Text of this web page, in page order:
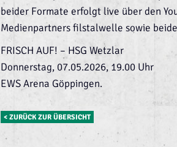
beider Formate erfolgt live über den
Medienpartners filstalwelle sowie
FRISCH AUF! – HSG Wetzlar
Donnerstag, 07.05.2026, 19.00 Uhr
EWS Arena Göppingen.
< ZURÜCK ZUR ÜBERSICHT